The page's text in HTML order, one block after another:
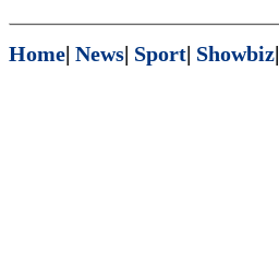
Home| News| Sport| Showbiz|